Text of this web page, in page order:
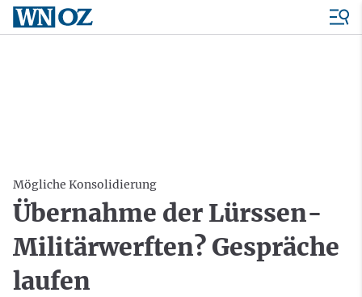
Mögliche Konsolidierung
Übernahme der Lürssen-
Militärwerften? Gespräche
laufen